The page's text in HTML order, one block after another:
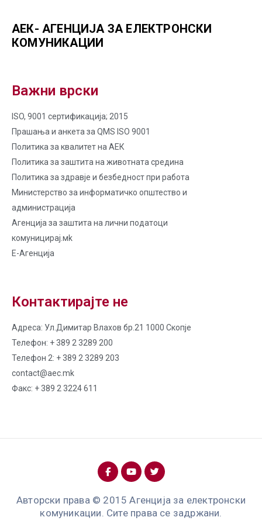
АЕК- АГЕНЦИЈА ЗА ЕЛЕКТРОНСКИ
КОМУНИКАЦИИ
Важни врски
ISO, 9001 сертификација; 2015
Прашања и анкета за QMS ISO 9001
Политика за квалитет на AЕК
Политика за заштита на животната средина
Политика за здравје и безбедност при работа
Министерство за информатичко општество и
администрација
Агенција за заштита на лични податоци
комуницирај.мk
Е-Агенција
Контактирајте не
Адреса: Ул.Димитар Влахов бр.21 1000 Скопје
Телефон: + 389 2 3289 200
Телефон 2: + 389 2 3289 203
contact@aec.mk
Факс: + 389 2 3224 611
Авторски права © 2015 Агенција за електронски
комуникации. Сите права се задржани.